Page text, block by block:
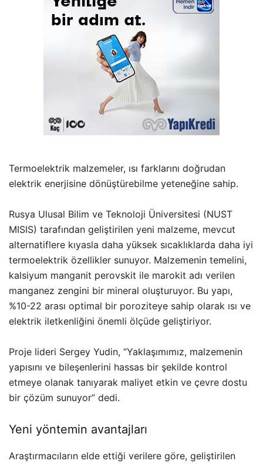
Termoelektrik malzemeler, ısı farklarını doğrudan
elektrik enerjisine dönüştürebilme yeteneğine sahip.
Rusya Ulusal Bilim ve Teknoloji Üniversitesi (NUST
MISIS) tarafından geliştirilen yeni malzeme, mevcut
alternatiflere kıyasla daha yüksek sıcaklıklarda daha iyi
termoelektrik özellikler sunuyor. Malzemenin temelini,
kalsiyum manganit perovskit ile marokit adı verilen
manganez zengini bir mineral oluşturuyor. Bu yapı,
%10-22 arası optimal bir poroziteye sahip olarak ısı ve
elektrik iletkenliğini önemli ölçüde geliştiriyor.
Proje lideri Sergey Yudin, “Yaklaşımımız, malzemenin
yapısını ve bileşenlerini hassas bir şekilde kontrol
etmeye olanak tanıyarak maliyet etkin ve çevre dostu
bir çözüm sunuyor” dedi.
Yeni yöntemin avantajları
Araştırmacıların elde ettiği verilere göre, geliştirilen